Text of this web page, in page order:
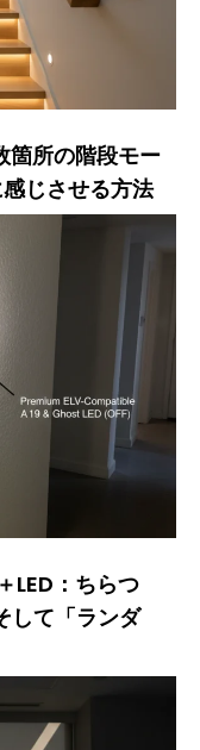
箇所の階段モー
じさせる方法
LED：ちらつ
して「ランダ